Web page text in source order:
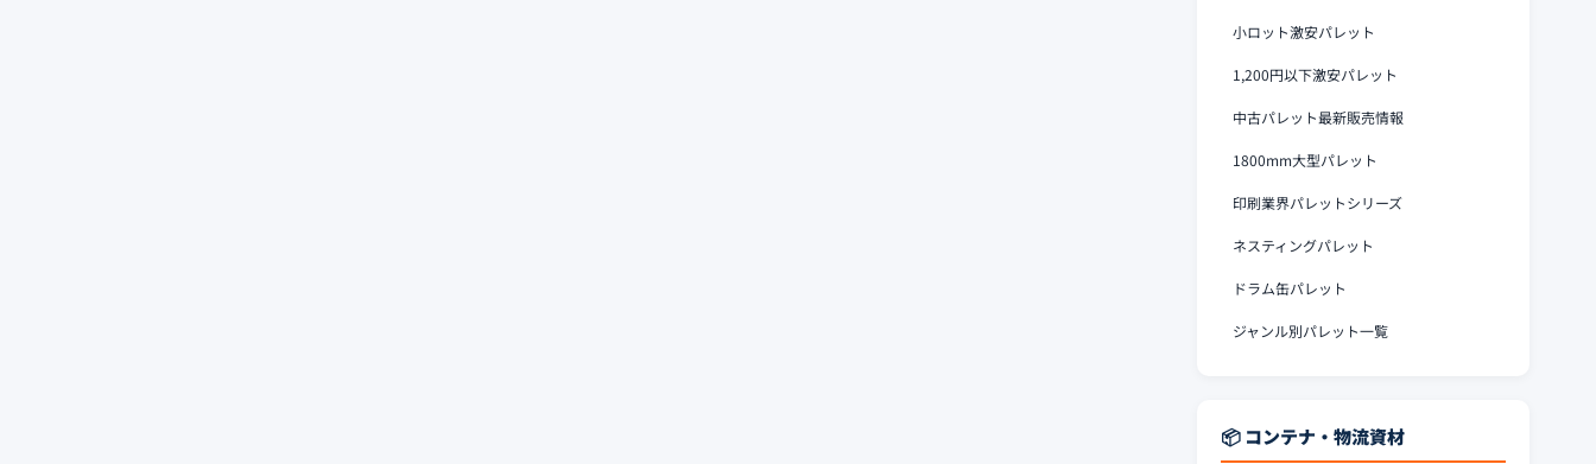
小ロット激安パレット
1,200円以下激安パレット
中古パレット最新販売情報
1800mm大型パレット
印刷業界パレットシリーズ
ネスティングパレット
ドラム缶パレット
ジャンル別パレット一覧
📦 コンテナ・物流資材